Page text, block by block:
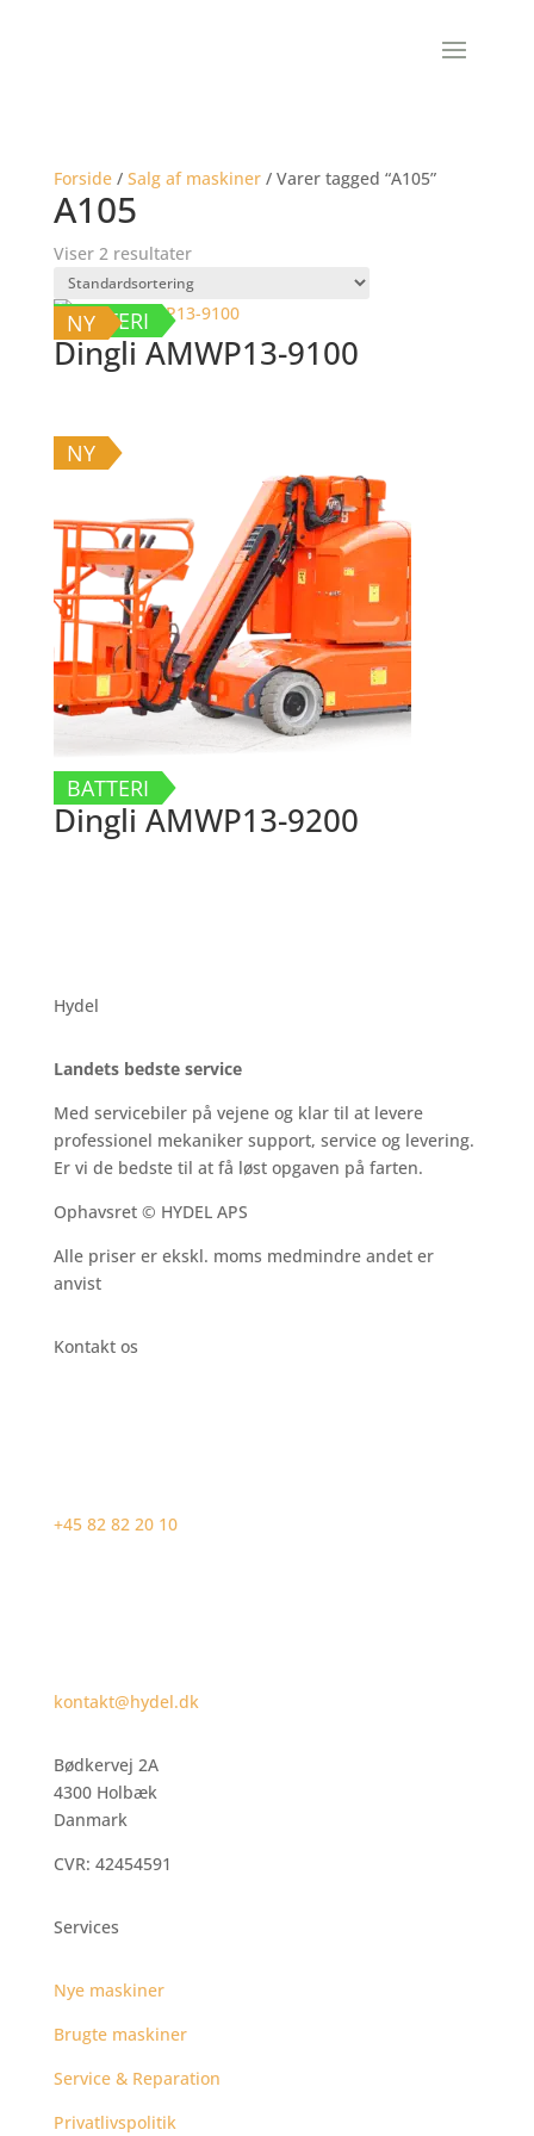
Forside/ Salg af maskiner/ Varer tagged “A105”
A105
Viser 2 resultater
BATTERI
NY
Dingli AMWP13-9100
BATTERI
NY
Dingli AMWP13-9200
Hydel
Landets bedste service
Med servicebiler på vejene og klar til at levere
professionel mekaniker support, service og levering.
Er vi de bedste til at få løst opgaven på farten.
Ophavsret © HYDEL APS
Alle priser er ekskl. moms medmindre andet er
anvist
Kontakt os
+45 82 82 20 10
kontakt@hydel.dk
Bødkervej 2A
4300 Holbæk
Danmark
CVR: 42454591
Services
Nye maskiner
Brugte maskiner
Service & Reparation
Privatlivspolitik